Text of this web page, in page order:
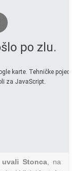
po zlu.
karte. Tehničke
za JavaScript.
uvali Stonca , na